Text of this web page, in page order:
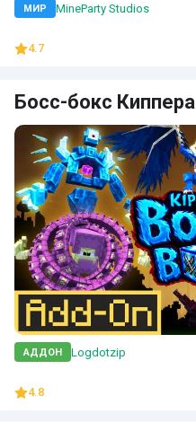
МИР MineParty Studios
4.7
Босс-бокс Киппера
АДДОН Logdotzip
4.8